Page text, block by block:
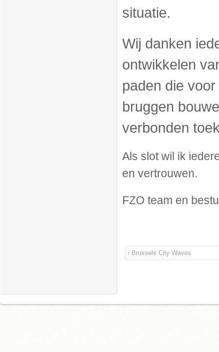
situatie.
Wij danken
ontwikkelen
paden die
bruggen
verbonden
Als slot wil ik
en vertrouwen.
FZO team en
‹ Brussels City Waves